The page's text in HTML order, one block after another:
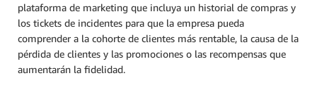
plataforma de marketing que incluya un historial de compras y
los tickets de incidentes para que la empresa pueda
comprender a la cohorte de clientes más rentable, la causa de la
pérdida de clientes y las promociones o las recompensas que
aumentarán la fidelidad.